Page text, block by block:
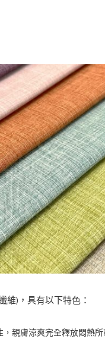
維)，具有以下特色：
親膚涼爽完全釋放悶熱所